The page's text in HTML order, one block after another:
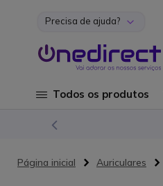
Ir para o Conteúdo
Precisa de ajuda?
Todos os produtos
Página inicial Auriculares